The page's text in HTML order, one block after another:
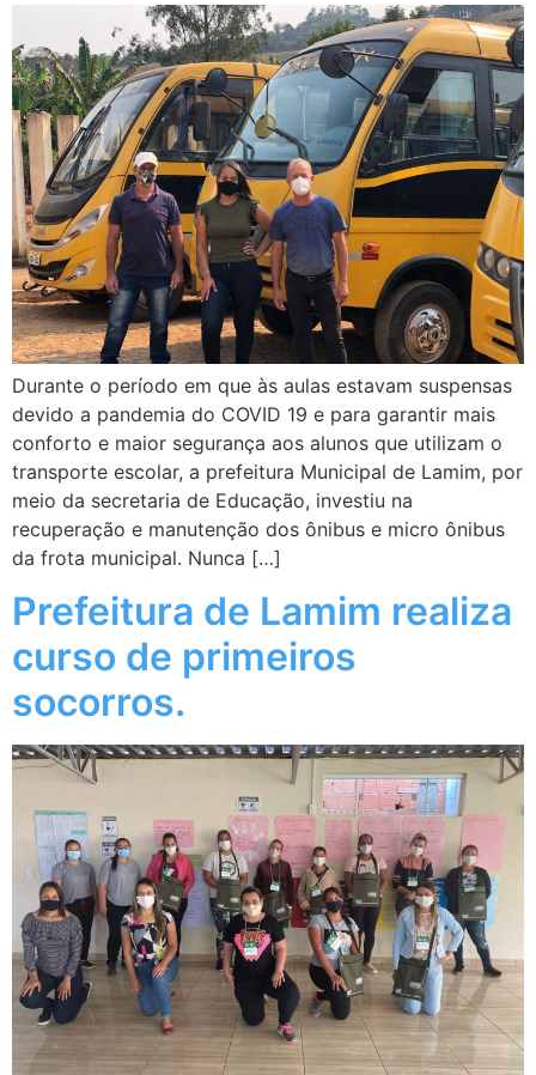
Durante o período em que às aulas estavam suspensas
devido a pandemia do COVID 19 e para garantir mais
conforto e maior segurança aos alunos que utilizam o
transporte escolar, a prefeitura Municipal de Lamim, por
meio da secretaria de Educação, investiu na
recuperação e manutenção dos ônibus e micro ônibus
da frota municipal. Nunca […]
Prefeitura de Lamim realiza
curso de primeiros
socorros.